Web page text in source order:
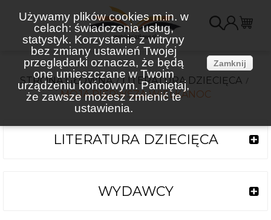
Używamy plików cookies m.in. w
celach: świadczenia usług,
statystyk. Korzystanie z witryny
bez zmiany ustawień Twojej
przeglądarki oznacza, że będą
one umieszczane w Twoim
urządzeniu końcowym. Pamiętaj,
że zawsze możesz zmienić te
ustawienia.
Zamknij
STRONA GŁÓWNA
LITERATURA DZIECIĘCA
MOJA PIERWSZA WIELKANOC
LITERATURA DZIECIĘCA
WYDAWCY